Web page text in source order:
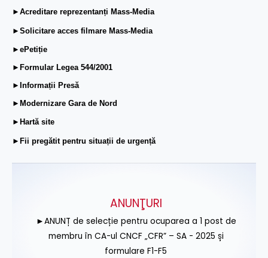
►Acreditare reprezentanți Mass-Media
►Solicitare acces filmare Mass-Media
►ePetiție
►Formular Legea 544/2001
►Informații Presă
►Modernizare Gara de Nord
►Hartă site
►Fii pregătit pentru situații de urgență
ANUNŢURI
►ANUNȚ de selecție pentru ocuparea a 1 post de
membru în CA-ul CNCF „CFR” – SA - 2025 și
formulare F1-F5